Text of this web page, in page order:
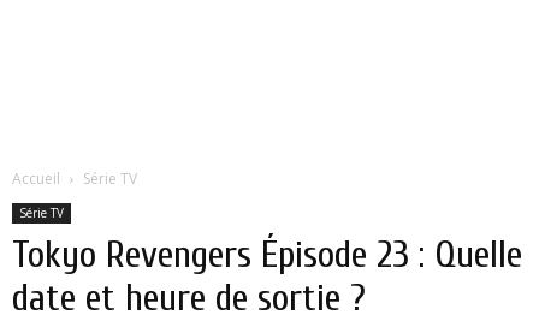
Accueil Série TV
Série TV
Tokyo Revengers Épisode 23 : Quelle
date et heure de sortie ?